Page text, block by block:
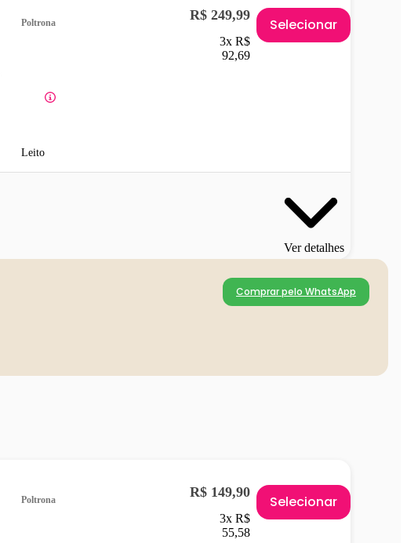
Poltrona
Leito
R$ 249,99
3x R$
92,69
Selecionar
Ver detalhes
Comprar pelo WhatsApp
Poltrona R$ 149,90
3x R$
55,58
Selecionar